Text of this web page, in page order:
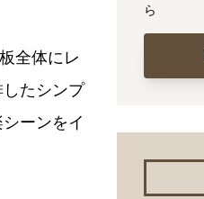
全体にレ
たシンプ
ーンをイ
ら